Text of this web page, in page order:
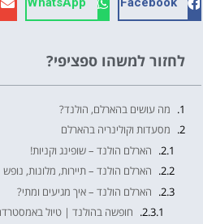
לחזור למשהו ספציפי?
מה עושים בהארלם, הולנד?
מסעדות וקולינריה בהארלם
הארלם הולנד – שופינג וקניות!
הארלם הולנד – תיירות, מלונות, נופש
הארלם הולנד – איך מגיעים ומתי?
חופשה בהולנד | טיול